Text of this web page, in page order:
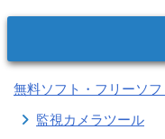
無料ソフト・フリーソ
監視カメラツール